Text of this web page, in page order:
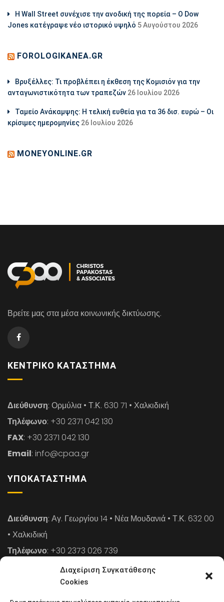
Διαχείριση Συγκατάθεσης
Cookies
Η Wall Street συνέχισε την ανοδική της πορεία – Ο Dow
Jones κατέγραψε νέο ιστορικό υψηλό 5 Αυγούστου 2026
FOROLOGIKANEA.GR
Βρυξέλλες: Τι προβλέπει η έκθεση της Κομισιόν για την
ανταγωνιστικότητα των τραπεζών 26 Ιουλίου 2026
Ταμείο Ανάκαμψης: Η τελική ευθεία για τα 36 δισ. ευρώ – Οι
κρίσιμες ημερομηνίες 26 Ιουλίου 2026
MONEYONLINE.GR
Βρείτε μας στα μέσα κοινωνικής δικτύωσης.
ΚΕΝΤΡΙΚΌ ΚΑΤΆΣΤΗΜΑ
Διεύθυνση: Ορμύλια • Τ.Κ. 630 71 • Χαλκιδική
Τηλέφωνο: +30 2371 042 130
FAX: +30 2371 042 130
Email: info@cpaa.gr
ΥΠΟΚΑΤΆΣΤΗΜΑ
Διεύθυνση: Αγ. Γεωργίου 14 • Νέα Μουδανιά • Τ.Κ. 632 00
• Χαλκιδική
Τηλέφωνο: +30 2373 026 739
: +30 2373 026 739
: info@cpaa.gr